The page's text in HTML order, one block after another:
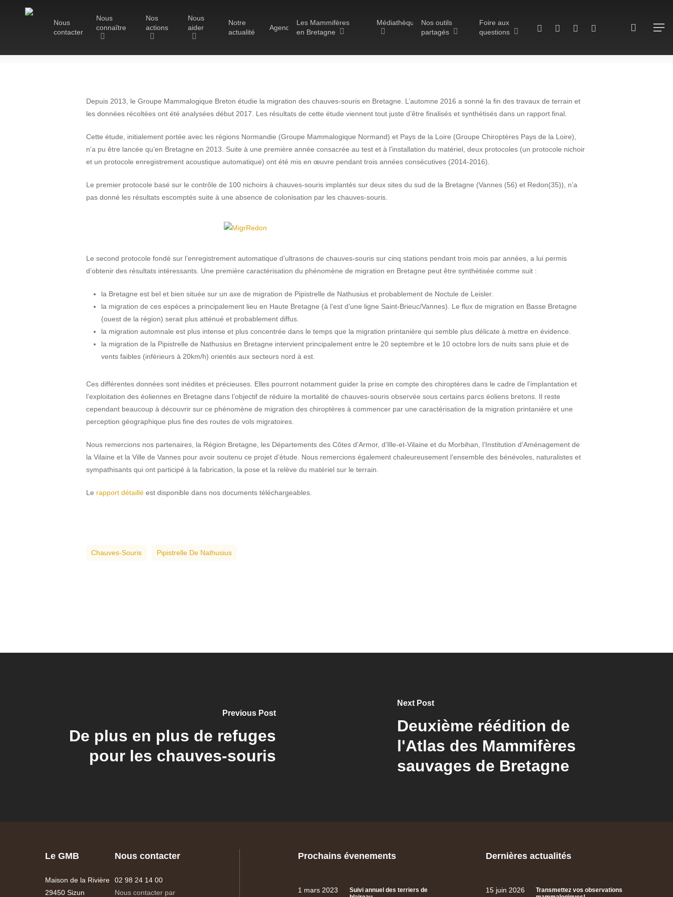
Nous
contacter
Nous
connaître
Nos
actions
Les Havres de paix pour la
loutre
Les Refuges pour les
chauves-souris
Le Fonds pour les
Aménagement du territoire
Nous
aider
Notre
actualité
Agenda
Les Mammifères
en Bretagne
Médiathèque
Nos outils
partagés
Foire aux
questions
search
Menu
twitter facebook
vimeo RSS
Résultats de 4 années d’étude de la migration
des chauves-souris en Bretagne
Depuis 2013, le Groupe Mammalogique Breton étudie la migration des chauves-souris en Bretagne. L’automne 2016 a sonné la fin des travaux de terrain et
les données récoltées ont été analysées début 2017. Les résultats de cette étude viennent tout juste d’être finalisés et synthétisés dans un rapport final.
Cette étude, initialement portée avec les régions Normandie (Groupe Mammalogique Normand) et Pays de la Loire (Groupe Chiroptères Pays de la Loire),
n’a pu être lancée qu’en Bretagne en 2013. Suite à une première année consacrée au test et à l’installation du matériel, deux protocoles (un protocole nichoir
et un protocole enregistrement acoustique automatique) ont été mis en œuvre pendant trois années consécutives (2014-2016).
Le premier protocole basé sur le contrôle de 100 nichoirs à chauves-souris implantés sur deux sites du sud de la Bretagne (Vannes (56) et Redon(35)), n’a
pas donné les résultats escomptés suite à une absence de colonisation par les chauves-souris.
Le second protocole fondé sur l’enregistrement automatique d’ultrasons de chauves-souris sur cinq stations pendant trois mois par années, a lui permis
d’obtenir des résultats intéressants. Une première caractérisation du phénomène de migration en Bretagne peut être synthétisée comme suit :
la Bretagne est bel et bien située sur un axe de migration de Pipistrelle de Nathusius et probablement de Noctule de Leisler.
la migration de ces espèces a principalement lieu en Haute Bretagne (à l’est d’une ligne Saint-Brieuc/Vannes). Le flux de migration en Basse Bretagne
(ouest de la région) serait plus atténué et probablement diffus.
la migration automnale est plus intense et plus concentrée dans le temps que la migration printanière qui semble plus délicate à mettre en évidence.
la migration de la Pipistrelle de Nathusius en Bretagne intervient principalement entre le 20 septembre et le 10 octobre lors de nuits sans pluie et de
vents faibles (inférieurs à 20km/h) orientés aux secteurs nord à est.
Ces différentes données sont inédites et précieuses. Elles pourront notamment guider la prise en compte des chiroptères dans le cadre de l’implantation et
l’exploitation des éoliennes en Bretagne dans l’objectif de réduire la mortalité de chauves-souris observée sous certains parcs éoliens bretons. Il reste
cependant beaucoup à découvrir sur ce phénomène de migration des chiroptères à commencer par une caractérisation de la migration printanière et une
perception géographique plus fine des routes de vols migratoires.
Nous remercions nos partenaires, la Région Bretagne, les Départements des Côtes d’Armor, d’Ille-et-Vilaine et du Morbihan, l’Institution d’Aménagement de
la Vilaine et la Ville de Vannes pour avoir soutenu ce projet d’étude. Nous remercions également chaleureusement l’ensemble des bénévoles, naturalistes et
sympathisants qui ont participé à la fabrication, la pose et la relève du matériel sur le terrain.
Le rapport détaillé est disponible dans nos documents téléchargeables.
Chauves-Souris Pipistrelle De Nathusius
Previous Post
De plus en plus de refuges
pour les chauves-souris
Next Post
Deuxième réédition de
l'Atlas des Mammifères
sauvages de Bretagne
Le GMB
Maison de la Rivière
29450 Sizun
Nous contacter
02 98 24 14 00
Nous contacter par
Prochains évenements
1 mars 2023
Suivi annuel des terriers de
Dernières actualités
15 juin 2026
Transmettez vos observations